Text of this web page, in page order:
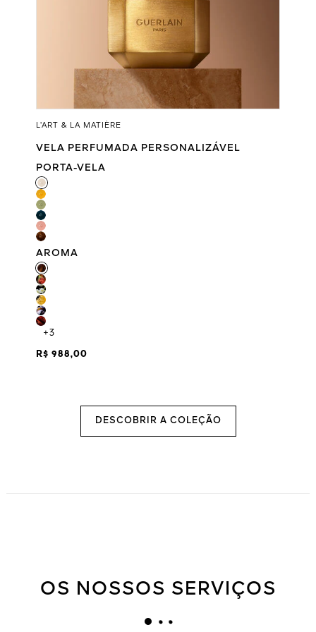
L’ART & LA MATIÈRE
VELA PERFUMADA PERSONALIZÁVEL
PORTA-VELA
AROMA
+3
R$ 988,00
DESCOBRIR A COLEÇÃO
OS NOSSOS SERVIÇOS